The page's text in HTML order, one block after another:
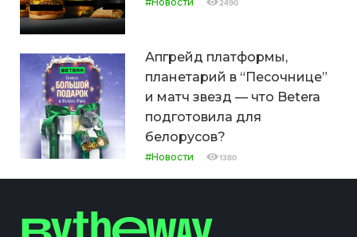
2490
Апгрейд платформы,
планетарий в “Песочнице”
и матч звезд — что Betera
подготовила для
белорусов?
#Новости 1380